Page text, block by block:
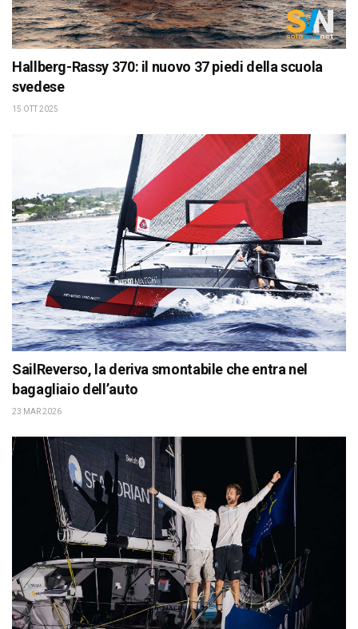
Hallberg-Rassy 370: il nuovo 37 piedi della scuola
svedese
15 OTT 2025
SailReverso, la deriva smontabile che entra nel
bagagliaio dell’auto
23 MAR 2026